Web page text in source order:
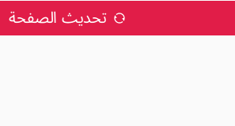
تحديث الصفحة